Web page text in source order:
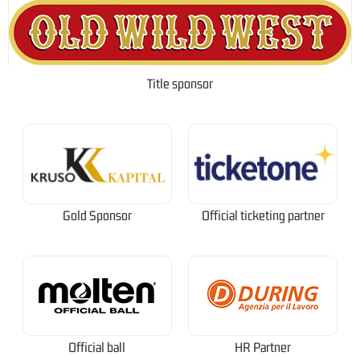
Title sponsor
Gold Sponsor Official ticketing partner
Official ball HR Partner